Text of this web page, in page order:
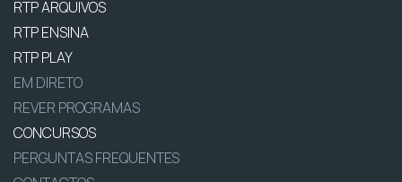
RTP ARQUIVOS
RTP ENSINA
RTP PLAY
EM DIRETO
REVER PROGRAMAS
CONCURSOS
PERGUNTAS FREQUENTES